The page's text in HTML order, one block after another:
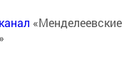
«Менделеевские